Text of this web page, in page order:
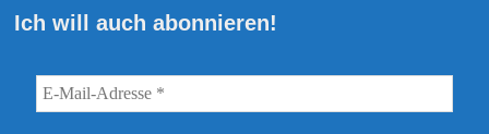
Ich will auch abonnieren!